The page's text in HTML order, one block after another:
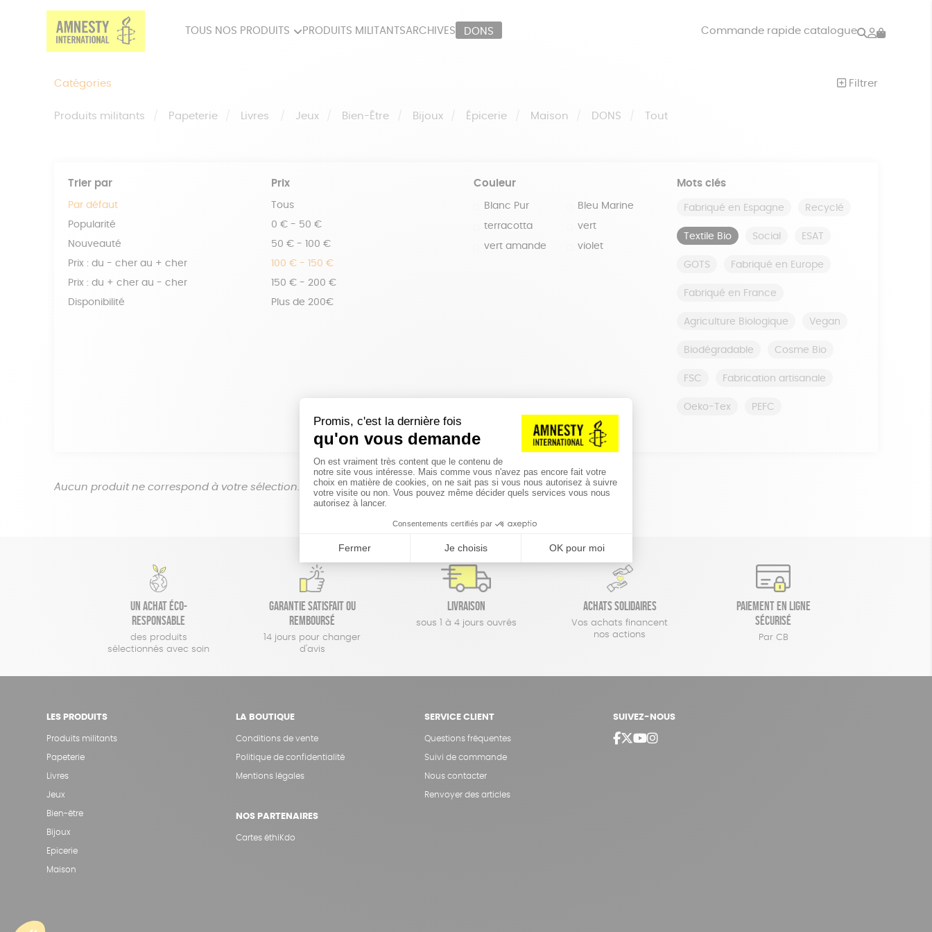
TOUS NOS PRODUITS PRODUITS MILITANTSARCHIVES DONS Commande rapide catalogue Rechercher
Mon
Catégories Filtrer
Produits militants Papeterie Livres Jeux Bien-Être Bijoux Épicerie Maison DONS Tout
Trier par
Par défaut
Popularité
Nouveauté
Prix : du - cher au + cher
Prix : du + cher au - cher
Disponibilité
Prix
Tous
0 € - 50 €
50 € - 100 €
100 € - 150 €
150 € - 200 €
Plus de 200€
Couleur
Blanc Pur Bleu Marine
terracotta vert
vert amande violet
Mots clés
Fabriqué en Espagne Recyclé
Textile Bio Social ESAT
GOTS Fabriqué en Europe
Fabriqué en France
Agriculture Biologique Vegan
Biodégradable Cosme Bio
FSC Fabrication artisanale
Oeko-Tex PEFC
Aucun produit ne correspond à votre sélection.
Un achat éco-
responsable
des produits
sélectionnés avec soin
Garantie satisfait ou
remboursé
14 jours pour changer
d'avis
Livraison
sous 1 à 4 jours ouvrés
Achats solidaires
Vos achats financent
nos actions
Paiement en ligne
sécurisé
Par CB
LES PRODUITS
Produits militants
Papeterie
Livres
Jeux
Bien-être
Bijoux
Epicerie
Maison
LA BOUTIQUE
Conditions de vente
Politique de confidentialité
Mentions légales
NOS PARTENAIRES
Cartes éthiKdo
SERVICE CLIENT
Questions fréquentes
Suivi de commande
Nous contacter
Renvoyer des articles
SUIVEZ-NOUS